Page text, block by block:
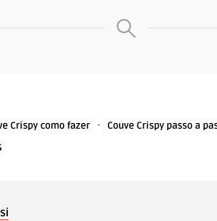
Crispy como fazer · Couve Crispy passo a